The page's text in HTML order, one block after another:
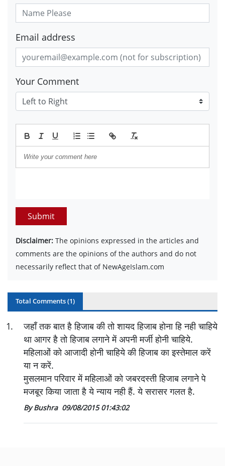
Email address
Your Comment
Submit
Disclaimer: The opinions expressed in the articles and
comments are the opinions of the authors and do not
necessarily reflect that of NewAgeIslam.com
Total Comments (1)
1.
जहाँ तक बात है हिजाब की तो शायद हिजाब होना हि नही चाहिये
था आगर है तो हिजाब लगाने में अपनी मर्जी होनी चाहिये.
महिलाओं को आजादी होनी चाहिये की हिजाब का इस्तेमाल करें
या न करें.
मुसलमान परिवार में महिलाओं को जबरदस्ती हिजाब लगाने पे
मजबूर किया जाता है ये न्याय नही हैं. ये सरासर गलत है.
By Bushra 09/08/2015 01:43:02